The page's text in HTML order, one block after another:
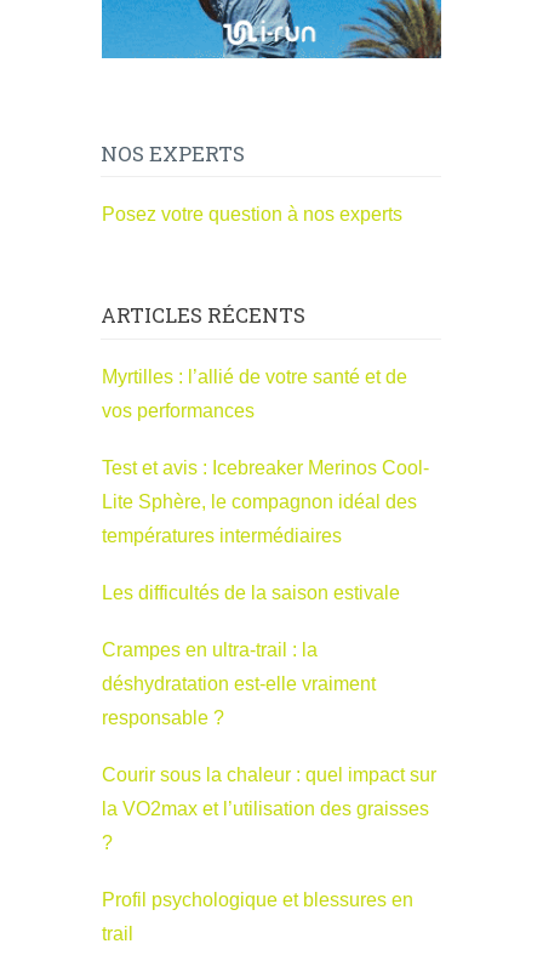
NOS EXPERTS
Posez votre question à nos experts
ARTICLES RÉCENTS
Myrtilles : l’allié de votre santé et de
vos performances
Test et avis : Icebreaker Merinos Cool-
Lite Sphère, le compagnon idéal des
températures intermédiaires
Les difficultés de la saison estivale
Crampes en ultra-trail : la
déshydratation est-elle vraiment
responsable ?
Courir sous la chaleur : quel impact sur
la VO2max et l’utilisation des graisses
?
Profil psychologique et blessures en
trail